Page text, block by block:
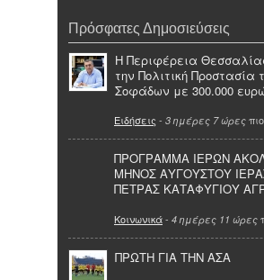
Πρόσφατες Δημοσιεύσεις
Η Περιφέρεια
την Πολιτική Προστασία
Σοφάδων με 300.000
Ειδήσεις - 3 ημέρες 7 ώρες
ΠΡΟΓΡΑΜΜΑ ΙΕΡΩΝ
ΜΗΝΟΣ ΑΥΓΟΥΣΤΟΥ
ΠΕΤΡΑΣ ΚΑΤΑΦΥΓΙΟΥ
Κοινωνικά- 4 ημέρες 11 ώρες
ΠΡΩΤΗ ΓΙΑ ΤΗΝ ΑΣΑ